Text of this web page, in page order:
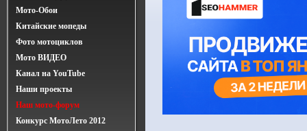
Мото-Обои
Китайские мопеды
Фото мотоциклов
Мото ВИДЕО
Канал на YouTube
Наши проекты
Наш мото-форум
Конкурс МотоЛето 2012